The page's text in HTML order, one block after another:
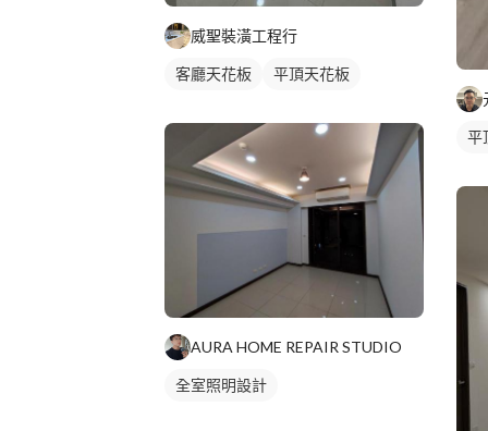
威聖裝潢工程行
客廳天花板 平頂天花板
AURA HOME REPAIR STUDIO
全室照明設計
平